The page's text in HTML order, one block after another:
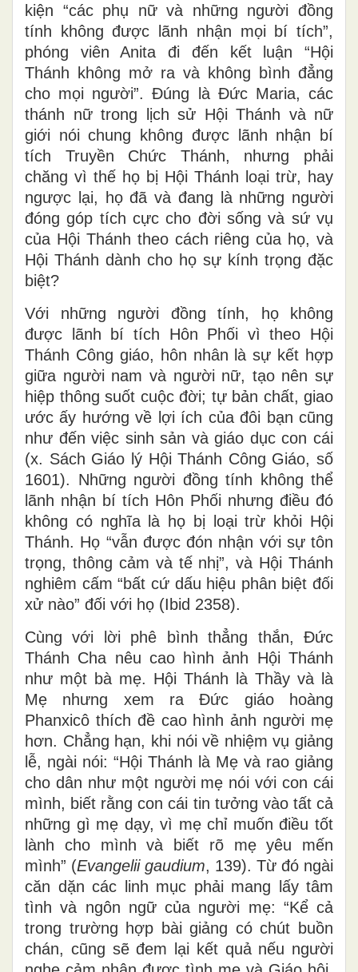
kiện “các phụ nữ và những người đồng
tính không được lãnh nhận mọi bí tích”,
phóng viên Anita đi đến kết luận “Hội
Thánh không mở ra và không bình đẳng
cho mọi người”. Đúng là Đức Maria, các
thánh nữ trong lịch sử Hội Thánh và nữ
giới nói chung không được lãnh nhận bí
tích Truyền Chức Thánh, nhưng phải
chăng vì thế họ bị Hội Thánh loại trừ, hay
ngược lại, họ đã và đang là những người
đóng góp tích cực cho đời sống và sứ vụ
của Hội Thánh theo cách riêng của họ, và
Hội Thánh dành cho họ sự kính trọng đặc
biệt?
Với những người đồng tính, họ không
được lãnh bí tích Hôn Phối vì theo Hội
Thánh Công giáo, hôn nhân là sự kết hợp
giữa người nam và người nữ, tạo nên sự
hiệp thông suốt cuộc đời; tự bản chất, giao
ước ấy hướng về lợi ích của đôi bạn cũng
như đến việc sinh sản và giáo dục con cái
(x. Sách Giáo lý Hội Thánh Công Giáo, số
1601). Những người đồng tính không thể
lãnh nhận bí tích Hôn Phối nhưng điều đó
không có nghĩa là họ bị loại trừ khỏi Hội
Thánh. Họ “vẫn được đón nhận với sự tôn
trọng, thông cảm và tế nhị”, và Hội Thánh
nghiêm cấm “bất cứ dấu hiệu phân biệt đối
xử nào” đối với họ (Ibid 2358).
Cùng với lời phê bình thẳng thắn, Đức
Thánh Cha nêu cao hình ảnh Hội Thánh
như một bà mẹ. Hội Thánh là Thầy và là
Mẹ nhưng xem ra Đức giáo hoàng
Phanxicô thích đề cao hình ảnh người mẹ
hơn. Chẳng hạn, khi nói về nhiệm vụ giảng
lễ, ngài nói: “Hội Thánh là Mẹ và rao giảng
cho dân như một người mẹ nói với con cái
mình, biết rằng con cái tin tưởng vào tất cả
những gì mẹ dạy, vì mẹ chỉ muốn điều tốt
lành cho mình và biết rõ mẹ yêu mến
mình” (Evangelii gaudium, 139). Từ đó ngài
căn dặn các linh mục phải mang lấy tâm
tình và ngôn ngữ của người mẹ: “Kể cả
trong trường hợp bài giảng có chút buồn
chán, cũng sẽ đem lại kết quả nếu người